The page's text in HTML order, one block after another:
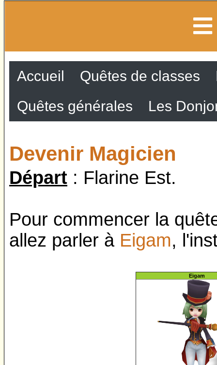
Accueil Quêtes de classes
Quêtes générales
Les
Devenir Magicien
Départ : Flarine Est.
Pour commencer la
allez parler à Eigam,
Eigam